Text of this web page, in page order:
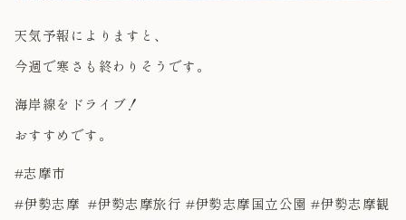
天気予報によりますと、
今週で寒さも終わりそうです。
海岸線をドライブ！
おすすめです。
#志摩市
#伊勢志摩 #伊勢志摩旅行 #伊勢志摩国立公園 #伊勢志摩観